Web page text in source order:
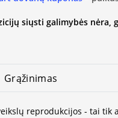
siųsti galimybės nėra,
Grąžinimas
reprodukcijos - tai tik